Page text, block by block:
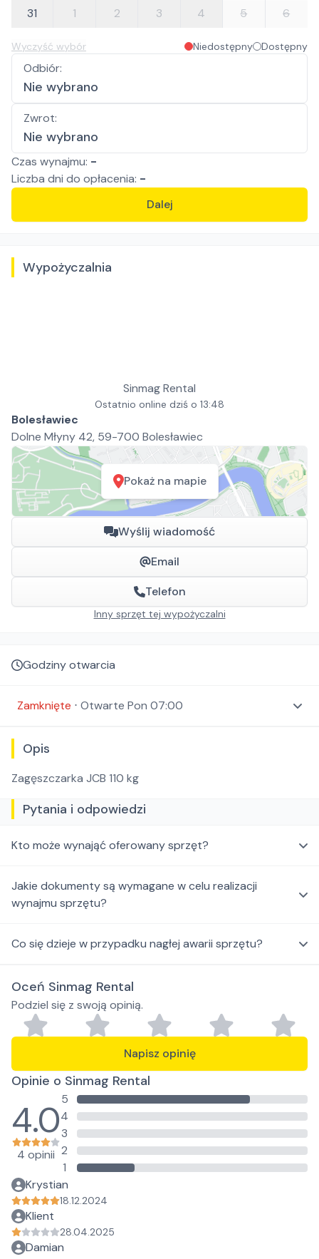
31
1 2 3 4 5 6
Wyczyść wybór Niedostępny Dostępny
Odbiór:
Nie wybrano
Zwrot:
Nie wybrano
Czas wynajmu: -
Liczba dni do opłacenia: -
Dalej
Wypożyczalnia
Sinmag Rental
Ostatnio online dziś o 13:48
Bolesławiec
Dolne Młyny 42, 59-700 Bolesławiec
Pokaż na mapie
Wyślij wiadomość
Email
Telefon
Inny sprzęt tej wypożyczalni
Godziny otwarcia
Zamknięte ⋅ Otwarte Pon 07:00
Opis
Zagęszczarka JCB 110 kg
Pytania i odpowiedzi
Kto może wynająć oferowany sprzęt?
Jakie dokumenty są wymagane w celu realizacji
wynajmu sprzętu?
Co się dzieje w przypadku nagłej awarii sprzętu?
Oceń Sinmag Rental
Podziel się z swoją opinią.
Napisz opinię
Opinie o Sinmag Rental
4.0
4 opinii
5
4
3
2
1
Krystian
18.12.2024
Klient
28.04.2025
Damian